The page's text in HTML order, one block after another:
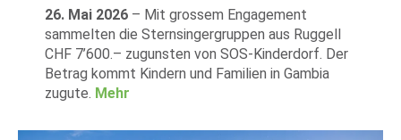
26. Mai 2026 – Mit grossem Engagement
sammelten die Sternsingergruppen aus Ruggell
CHF 7’600.– zugunsten von SOS-Kinderdorf. Der
Betrag kommt Kindern und Familien in Gambia
zugute. Mehr